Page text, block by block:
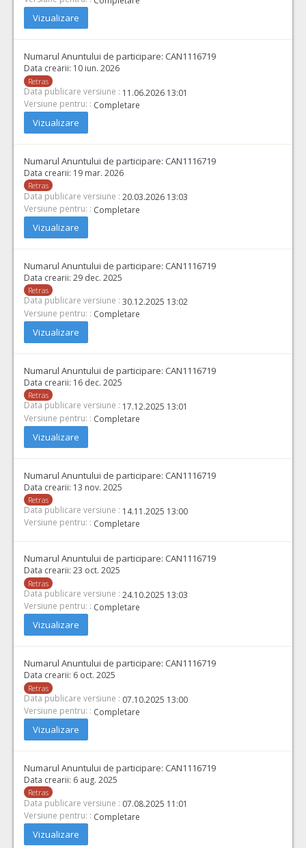
Vizualizare
Numarul Anuntului de participare: CAN1116719
Data crearii: 10 iun. 2026
Retras
Data publicare versiune : 11.06.2026 13:01
Versiune pentru: : Completare
Vizualizare
Numarul Anuntului de participare: CAN1116719
Data crearii: 19 mar. 2026
Retras
Data publicare versiune : 20.03.2026 13:03
Versiune pentru: : Completare
Vizualizare
Numarul Anuntului de participare: CAN1116719
Data crearii: 29 dec. 2025
Retras
Data publicare versiune : 30.12.2025 13:02
Versiune pentru: : Completare
Vizualizare
Numarul Anuntului de participare: CAN1116719
Data crearii: 16 dec. 2025
Retras
Data publicare versiune : 17.12.2025 13:01
Versiune pentru: : Completare
Vizualizare
Numarul Anuntului de participare: CAN1116719
Data crearii: 13 nov. 2025
Retras
Data publicare versiune : 14.11.2025 13:00
Versiune pentru: : Completare
Numarul Anuntului de participare: CAN1116719
Data crearii: 23 oct. 2025
Retras
Data publicare versiune : 24.10.2025 13:03
Versiune pentru: : Completare
Vizualizare
Numarul Anuntului de participare: CAN1116719
Data crearii: 6 oct. 2025
Retras
Data publicare versiune : 07.10.2025 13:00
Versiune pentru: : Completare
Vizualizare
Numarul Anuntului de participare: CAN1116719
Data crearii: 6 aug. 2025
Retras
Data publicare versiune : 07.08.2025 11:01
Versiune pentru: : Completare
Vizualizare